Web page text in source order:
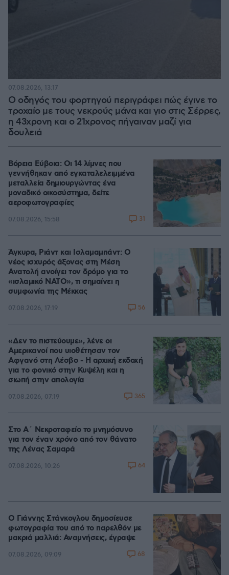
Ο οδηγός του φορτηγού περιγράφει πώς έγινε το
τροχαίο με τους νεκρούς μάνα και γιο στις Σέρρες,
η 43χρονη και ο 21χρονος πήγαιναν μαζί για
δουλειά
07.08.2026, 13:17
Βόρεια Εύβοια: Οι 14 λίμνες που
γεννήθηκαν από εγκαταλελειμμένα
μεταλλεία δημιουργώντας ένα
μοναδικό οικοσύστημα, δείτε
αεροφωτογραφίες
07.08.2026, 15:58 31
Άγκυρα, Ριάντ και Ισλαμαμπάντ: Ο
νέος ισχυρός άξονας στη Μέση
Ανατολή ανοίγει τον δρόμο για το
«ισλαμικό ΝΑΤΟ», τι σημαίνει η
συμφωνία της Μέκκας
07.08.2026, 17:19 56
«Δεν το πιστεύουμε», λένε οι
Αμερικανοί που υιοθέτησαν τον
Αφγανό στη Λέσβο - Η αρχική εκδοχή
για το φονικό στην Κυψέλη και η
σιωπή στην απολογία
07.08.2026, 07:19 365
Στο Α΄ Νεκροταφείο το μνημόσυνο
για τον έναν χρόνο από τον θάνατο
της Λένας Σαμαρά
07.08.2026, 10:26 64
Ο Γιάννης Στάνκογλου δημοσίευσε
φωτογραφία του από το παρελθόν με
μακριά μαλλιά: Αναμνήσεις, έγραψε
07.08.2026, 09:09 68